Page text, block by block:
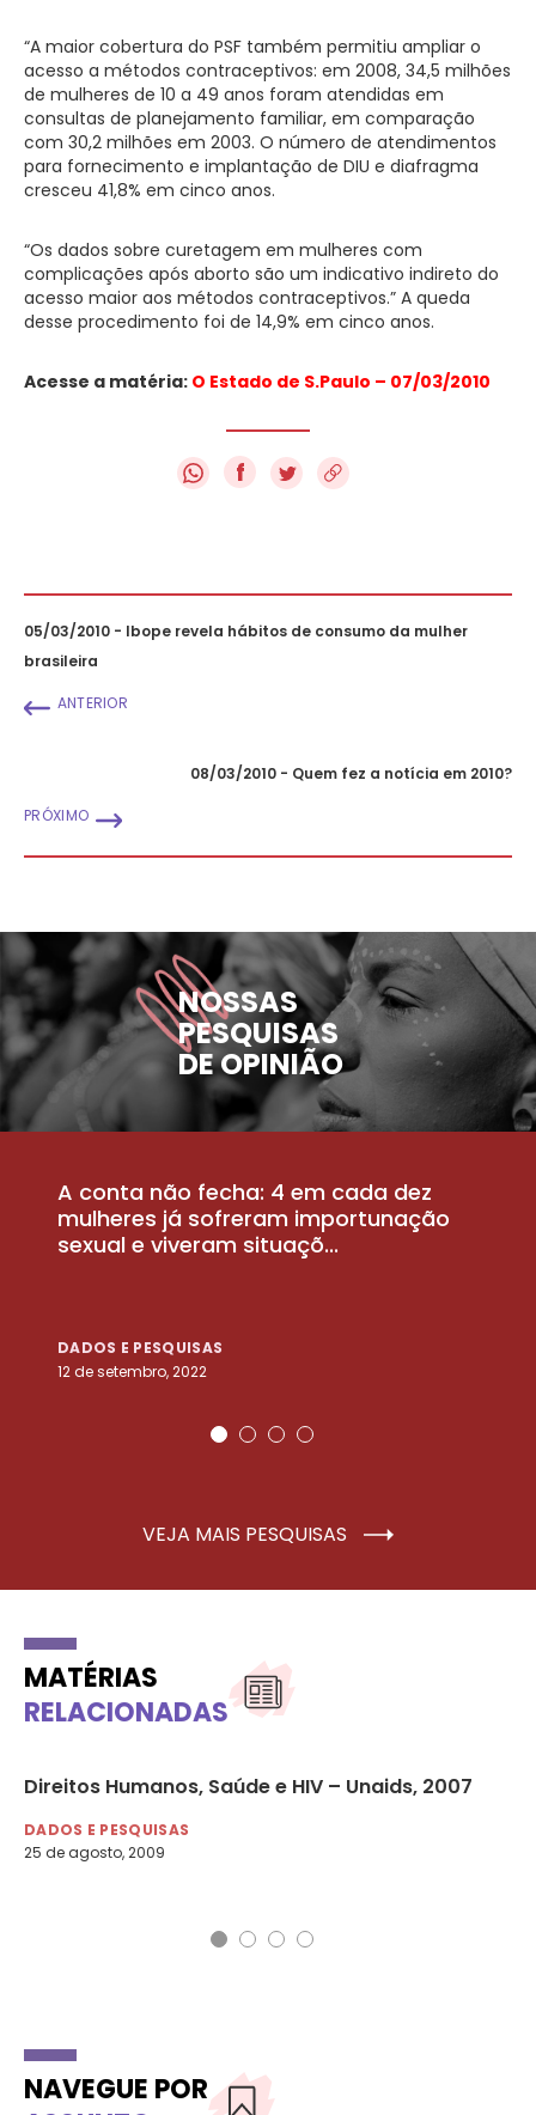
“A maior cobertura do PSF também permitiu ampliar o
acesso a métodos contraceptivos: em 2008, 34,5 milhões
de mulheres de 10 a 49 anos foram atendidas em
consultas de planejamento familiar, em comparação
com 30,2 milhões em 2003. O número de atendimentos
para fornecimento e implantação de DIU e diafragma
cresceu 41,8% em cinco anos.
“Os dados sobre curetagem em mulheres com
complicações após aborto são um indicativo indireto do
acesso maior aos métodos contraceptivos.” A queda
desse procedimento foi de 14,9% em cinco anos.
Acesse a matéria: O Estado de S.Paulo – 07/03/2010
f
05/03/2010 - Ibope revela hábitos de consumo da mulher
brasileira
ANTERIOR
08/03/2010 - Quem fez a notícia em 2010?
PRÓXIMO
NOSSAS
PESQUISAS
DE OPINIÃO
A conta não fecha: 4 em cada dez
mulheres já sofreram importunação
sexual e viveram situaçõ...
DADOS E PESQUISAS
12 de setembro, 2022
VEJA MAIS PESQUISAS
MATÉRIAS
RELACIONADAS
Direitos Humanos, Saúde e HIV – Unaids, 2007
DADOS E PESQUISAS
25 de agosto, 2009
NAVEGUE POR